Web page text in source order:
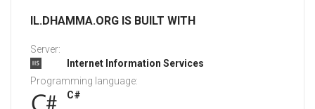
IL.DHAMMA.ORG IS BUILT WITH
Server:
Internet Information Services
Programming language:
C#